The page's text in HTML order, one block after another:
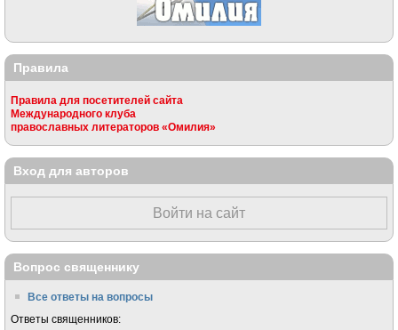
Правила
Правила для посетителей сайта
Международного клуба
православных литераторов «Омилия»
Вход для авторов
Войти на сайт
Вопрос священнику
Все ответы на вопросы
Ответы священников: